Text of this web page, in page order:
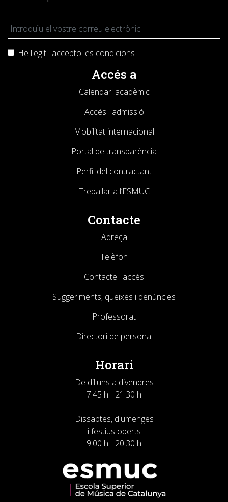
He llegit i accepto les condicions
Accés a
Calendari acadèmic
Accés i admissió
Mobilitat internacional
Portal de transparència
Perfil del contractant
Treballar a l’ESMUC
Contacte
Adreça
Telèfon
Contacte i accés
Suggeriments, queixes i denúncies
Professorat
Directori de personal
Horari
De dilluns a divendres
7:45 h - 21:30 h
Dissabtes, diumenges
i festius oberts
9:00 h - 20:30 h